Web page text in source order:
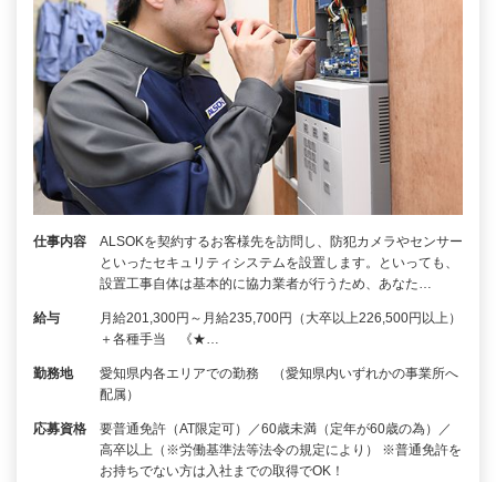
仕事内容
ALSOKを契約するお客様先を訪問し、防犯カメラやセンサー
といったセキュリティシステムを設置します。といっても、
設置工事自体は基本的に協力業者が行うため、あなた…
給与
月給201,300円～月給235,700円（大卒以上226,500円以上）
＋各種手当 《★…
勤務地
愛知県内各エリアでの勤務 （愛知県内いずれかの事業所へ
配属）
応募資格
要普通免許（AT限定可）／60歳未満（定年が60歳の為）／
高卒以上（※労働基準法等法令の規定により） ※普通免許を
お持ちでない方は入社までの取得でOK！